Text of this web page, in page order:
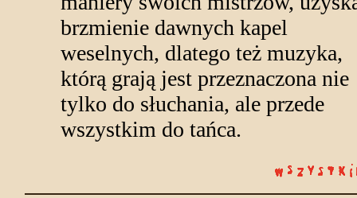
brzmienie dawnych kapel
weselnych, dlatego też muzyka,
którą grają jest przeznaczona nie
tylko do słuchania, ale przede
wszystkim do tańca.